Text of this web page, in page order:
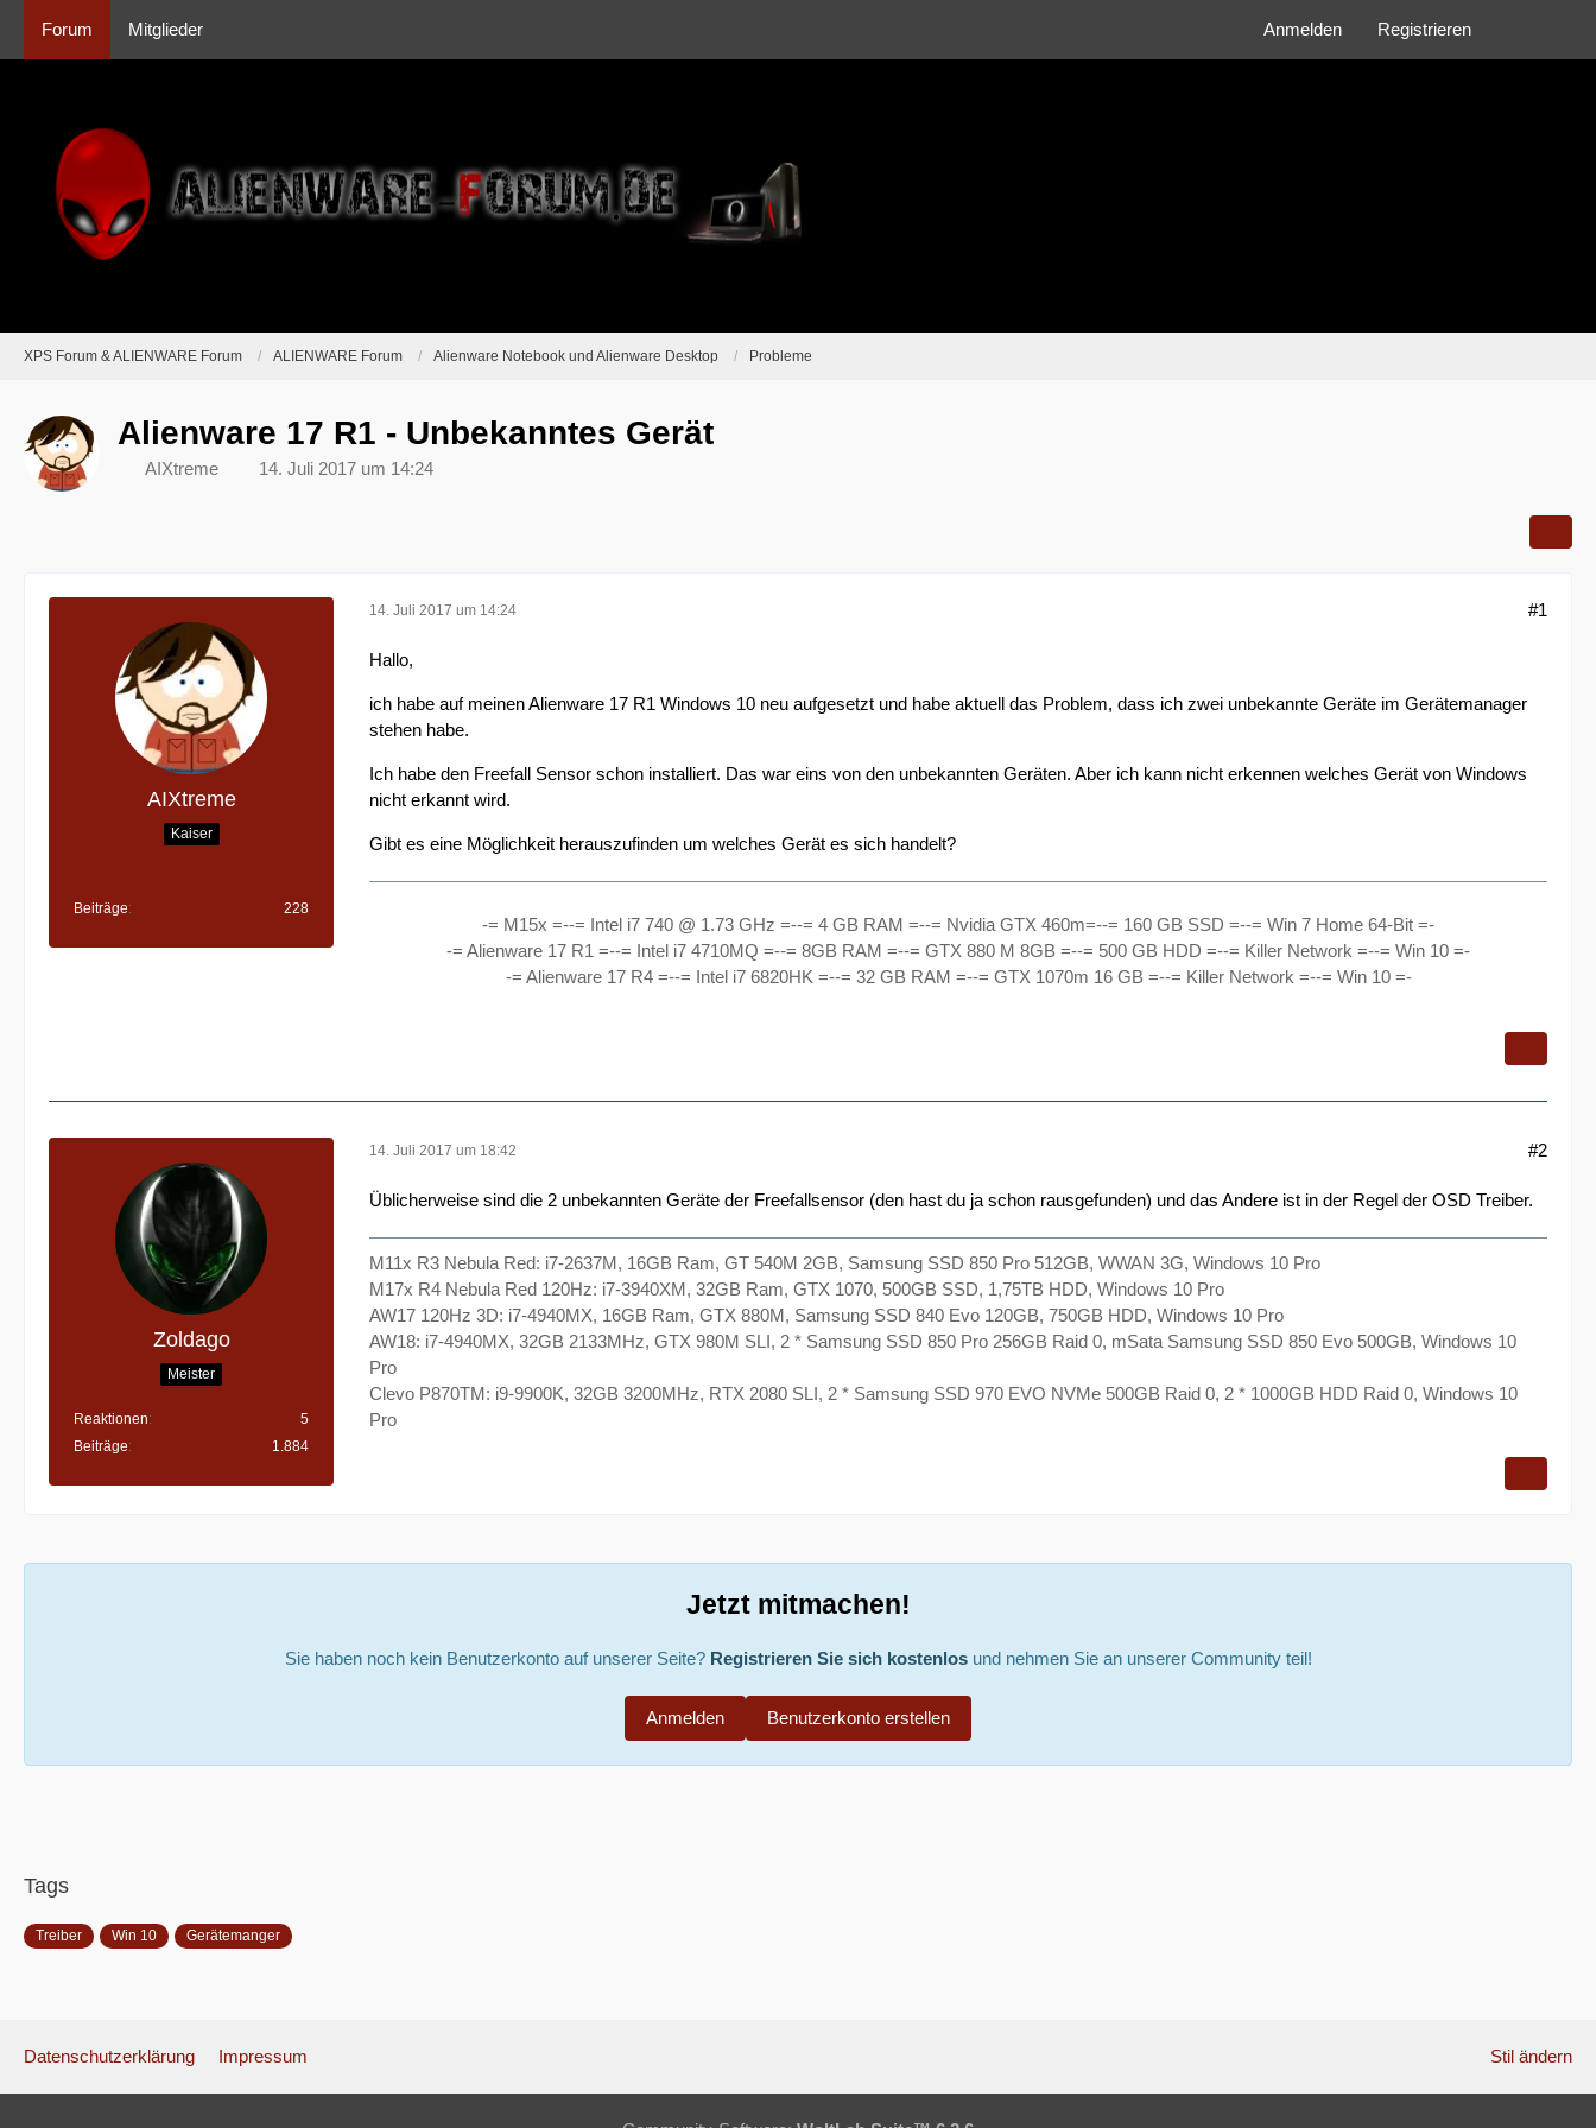
Forum Mitglieder Anmelden Registrieren
XPS Forum & ALIENWARE Forum ALIENWARE Forum Alienware Notebook und Alienware Desktop Probleme
Alienware 17 R1 - Unbekanntes Gerät
AIXtreme 14. Juli 2017 um 14:24
AIXtreme
Kaiser
Beiträge 228
14. Juli 2017 um 14:24 #1
Hallo,
ich habe auf meinen Alienware 17 R1 Windows 10 neu aufgesetzt und habe aktuell das Problem, dass ich zwei unbekannte Geräte im Gerätemanager
stehen habe.
Ich habe den Freefall Sensor schon installiert. Das war eins von den unbekannten Geräten. Aber ich kann nicht erkennen welches Gerät von Windows
nicht erkannt wird.
Gibt es eine Möglichkeit herauszufinden um welches Gerät es sich handelt?
-= M15x =--= Intel i7 740 @ 1.73 GHz =--= 4 GB RAM =--= Nvidia GTX 460m=--= 160 GB SSD =--= Win 7 Home 64-Bit =-
-= Alienware 17 R1 =--= Intel i7 4710MQ =--= 8GB RAM =--= GTX 880 M 8GB =--= 500 GB HDD =--= Killer Network =--= Win 10 =-
-= Alienware 17 R4 =--= Intel i7 6820HK =--= 32 GB RAM =--= GTX 1070m 16 GB =--= Killer Network =--= Win 10 =-
Zoldago
Meister
Reaktionen
5
Beiträge
1.884
14. Juli 2017 um 18:42 #2
Üblicherweise sind die 2 unbekannten Geräte der Freefallsensor (den hast du ja schon rausgefunden) und das Andere ist in der Regel der OSD Treiber.
M11x R3 Nebula Red: i7-2637M, 16GB Ram, GT 540M 2GB, Samsung SSD 850 Pro 512GB, WWAN 3G, Windows 10 Pro
M17x R4 Nebula Red 120Hz: i7-3940XM, 32GB Ram, GTX 1070, 500GB SSD, 1,75TB HDD, Windows 10 Pro
AW17 120Hz 3D: i7-4940MX, 16GB Ram, GTX 880M, Samsung SSD 840 Evo 120GB, 750GB HDD, Windows 10 Pro
AW18: i7-4940MX, 32GB 2133MHz, GTX 980M SLI, 2 * Samsung SSD 850 Pro 256GB Raid 0, mSata Samsung SSD 850 Evo 500GB, Windows 10
Pro
Clevo P870TM: i9-9900K, 32GB 3200MHz, RTX 2080 SLI, 2 * Samsung SSD 970 EVO NVMe 500GB Raid 0, 2 * 1000GB HDD Raid 0, Windows 10
Pro
Jetzt mitmachen!
Sie haben noch kein Benutzerkonto auf unserer Seite? Registrieren Sie sich kostenlosund nehmen Sie an unserer Community teil!
Benutzerkonto erstellen
Anmelden
Tags
Treiber Win 10 Gerätemanger
Stil ändern
Datenschutzerklärung Impressum